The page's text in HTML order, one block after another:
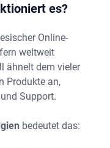
es?
Online-
weltweit
ähnelt dem vieler
Produkte an,
Support.
bedeutet das: